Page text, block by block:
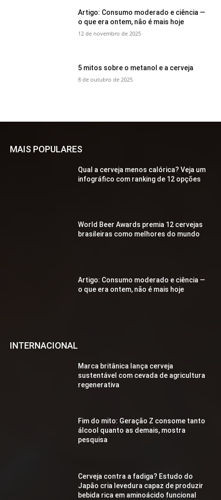
Artigo: Consumo moderado e ciência —
o que era ontem, não é mais hoje
12 de novembro de 2025
5 mitos sobre o metanol e a cerveja
8 de outubro de 2025
MAIS POPULARES
Qual a cerveja menos calórica? Veja um
infográfico com ranking de 12 opções
World Beer Awards premia 12 cervejas
brasileiras como melhores do mundo
Artigo: Consumo moderado e ciência —
o que era ontem, não é mais hoje
INTERNACIONAL
Marca britânica lança cerveja
sustentável com cevada de agricultura
regenerativa
Fim do mito: Geração Z consome tanto
álcool quanto as demais, mostra
pesquisa
Cerveja contra a fadiga? Estudo do
Japão cria levedura capaz de produzir
bebida rica em aminoácido funcional